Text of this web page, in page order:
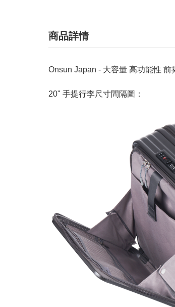
商品詳情
Onsun Japan - 大容量 高功能性 前
20" 手提行李尺寸間隔圖：